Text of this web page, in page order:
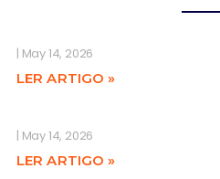
May 14, 2026
LER ARTIGO »
May 14, 2026
LER ARTIGO »